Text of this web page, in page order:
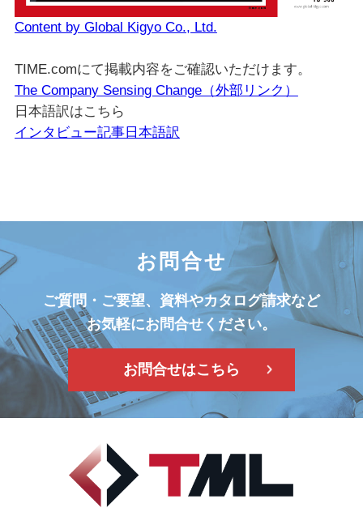
Content by Global Kigyo Co., Ltd.
TIME.comにて掲載内容をご確認いただけます。
The Company Sensing Change（外部リンク）
日本語訳はこちら
インタビュー記事日本語訳
お問合せ
ご質問・ご要望、資料やカタログ請求など
お気軽にお問合せください。
お問合せはこちら